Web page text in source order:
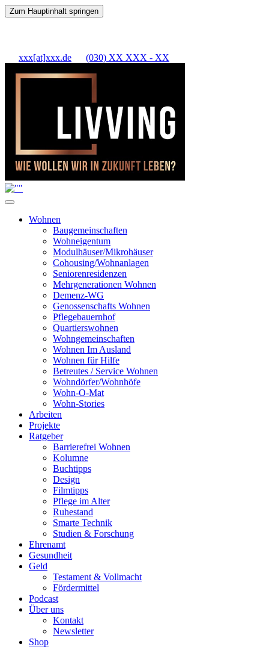
Zum Hauptinhalt springen
xxx[at]xxx.de (030) XX XXX - XX
Wohnen
Baugemeinschaften
Wohneigentum
Modulhäuser/Mikrohäuser
Cohousing/Wohnanlagen
Seniorenresidenzen
Mehrgenerationen Wohnen
Demenz-WG
Genossenschafts Wohnen
Pflegebauernhof
Quartierswohnen
Wohngemeinschaften
Wohnen Im Ausland
Wohnen für Hilfe
Betreutes / Service Wohnen
Wohndörfer/Wohnhöfe
Wohn-O-Mat
Wohn-Stories
Arbeiten
Projekte
Ratgeber
Barrierefrei Wohnen
Kolumne
Buchtipps
Design
Filmtipps
Pflege im Alter
Ruhestand
Smarte Technik
Studien & Forschung
Ehrenamt
Gesundheit
Geld
Testament & Vollmacht
Fördermittel
Podcast
Über uns
Kontakt
Newsletter
Shop